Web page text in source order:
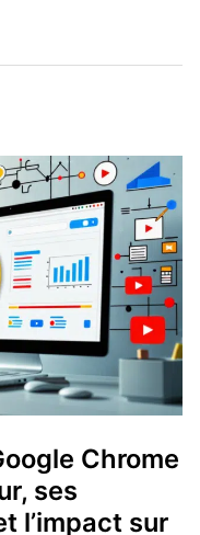
Chrome
ses
l’impact sur